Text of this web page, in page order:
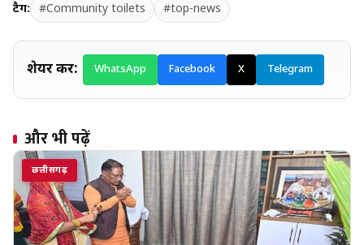
टैग: #Community toilets #top-news
शेयर करें: WhatsApp Facebook X Telegram
और भी पढ़ें
छत्तीसगढ़